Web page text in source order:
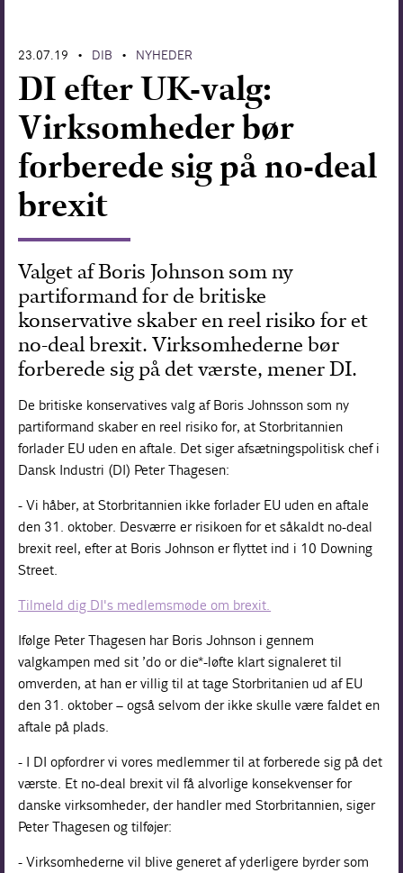
23.07.19 • DIB • NYHEDER
DI efter UK-valg:
Virksomheder bør
forberede sig på no-deal
brexit
Valget af Boris Johnson som ny
partiformand for de britiske
konservative skaber en reel risiko for et
no-deal brexit. Virksomhederne bør
forberede sig på det værste, mener DI.
De britiske konservatives valg af Boris Johnsson som ny
partiformand skaber en reel risiko for, at Storbritannien
forlader EU uden en aftale. Det siger afsætningspolitisk chef i
Dansk Industri (DI) Peter Thagesen:
- Vi håber, at Storbritannien ikke forlader EU uden en aftale
den 31. oktober. Desværre er risikoen for et såkaldt no-deal
brexit reel, efter at Boris Johnson er flyttet ind i 10 Downing
Street.
Tilmeld dig DI's medlemsmøde om brexit.
Ifølge Peter Thagesen har Boris Johnson i gennem
valgkampen med sit ’do or die*-løfte klart signaleret til
omverden, at han er villig til at tage Storbritanien ud af EU
den 31. oktober – også selvom der ikke skulle være faldet en
aftale på plads.
- I DI opfordrer vi vores medlemmer til at forberede sig på det
værste. Et no-deal brexit vil få alvorlige konsekvenser for
danske virksomheder, der handler med Storbritannien, siger
Peter Thagesen og tilføjer:
- Virksomhederne vil blive generet af yderligere byrder som